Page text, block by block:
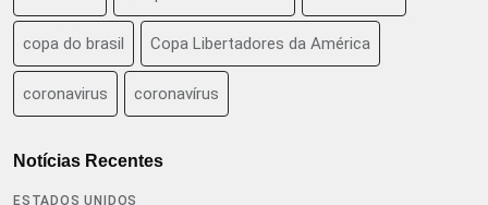
copa do brasil Copa Libertadores da América
coronavirus coronavírus
Notícias Recentes
ESTADOS UNIDOS